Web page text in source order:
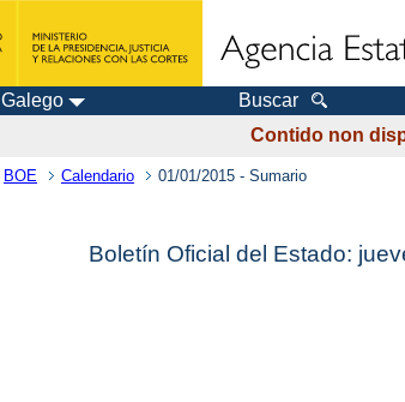
Galego Buscar
Contido non
BOE Calendario 01/01/2015 - Sumario
Boletín Oficial del Estado: